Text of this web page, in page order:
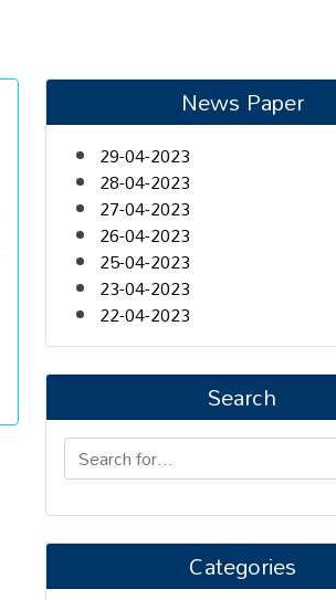
News Paper
29-04-2023
28-04-2023
27-04-2023
26-04-2023
25-04-2023
23-04-2023
22-04-2023
Search
Categories